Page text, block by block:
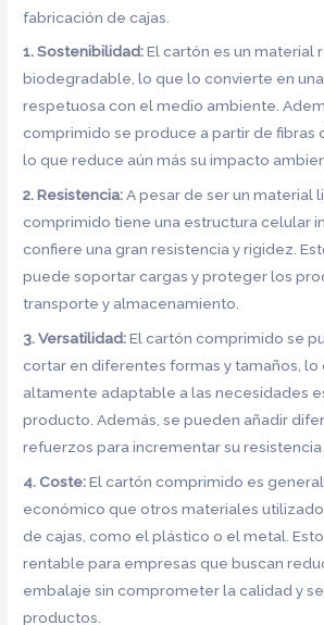
fabricación de cajas.
1. Sostenibilidad:El cartón es un material
biodegradable, lo que lo convierte en
respetuosa con el medio ambiente.
comprimido se produce a partir de fibras
lo que reduce aún más su impacto
2. Resistencia:A pesar de ser un material
comprimido tiene una estructura celular
confiere una gran resistencia y rigidez.
puede soportar cargas y proteger los
transporte y almacenamiento.
3. Versatilidad:El cartón comprimido se
cortar en diferentes formas y tamaños, lo
altamente adaptable a las necesidades
producto. Además, se pueden añadir
refuerzos para incrementar su resistencia
4. Coste:El cartón comprimido es
económico que otros materiales
de cajas, como el plástico o el metal.
rentable para empresas que buscan
embalaje sin comprometer la calidad y
productos.